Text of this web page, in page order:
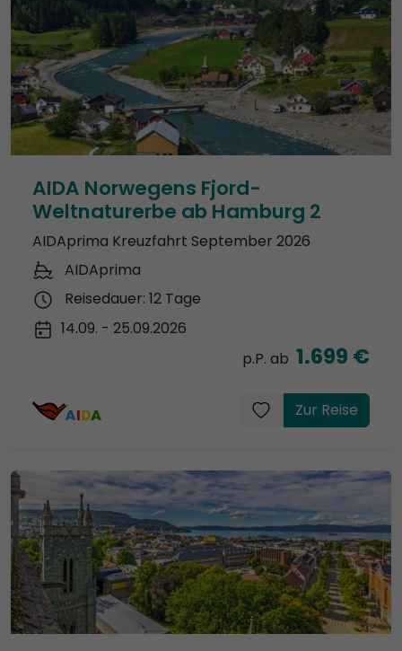
AIDA Norwegens Fjord-
Weltnaturerbe ab Hamburg 2
AIDAprima Kreuzfahrt September 2026
AIDAprima
Reisedauer: 12 Tage
14.09. - 25.09.2026
p.P. ab 1.699 €
Zur Reise